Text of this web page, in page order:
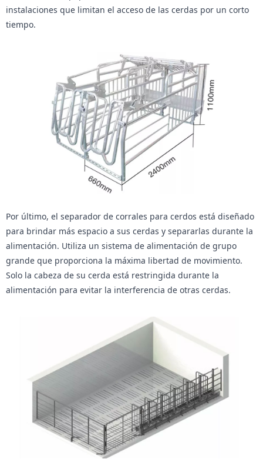
instalaciones que limitan el acceso de las cerdas por un corto
tiempo.
Por último, el separador de corrales para cerdos está diseñado
para brindar más espacio a sus cerdas y separarlas durante la
alimentación. Utiliza un sistema de alimentación de grupo
grande que proporciona la máxima libertad de movimiento.
Solo la cabeza de su cerda está restringida durante la
alimentación para evitar la interferencia de otras cerdas.